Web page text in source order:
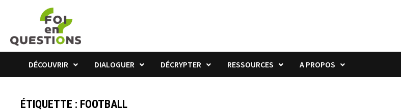
contenu
DÉCOUVRIR DIALOGUER DÉCRYPTER RESSOURCES A PROPOS
ÉTIQUETTE : FOOTBALL